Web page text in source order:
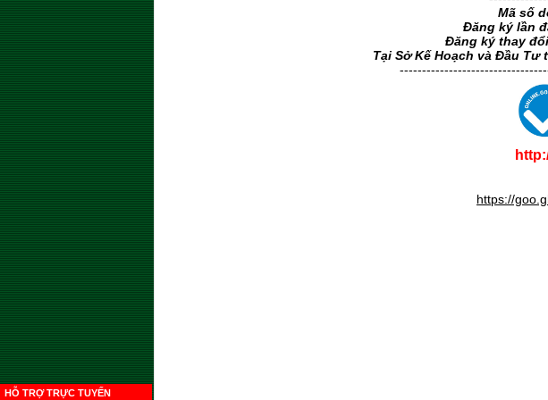
HỖ TRỢ TRỰC TUYẾN
Mã số
Đăng ký lần
Đăng ký thay
Tại Sở Kế Hoạch và Đầu
https://